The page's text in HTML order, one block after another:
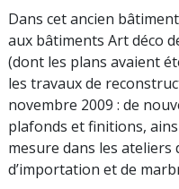
Dans cet ancien
aux bâtiments Art déco
(dont les plans avaient
les travaux de
novembre 2009 : de
plafonds et finitions,
mesure dans les ateliers
d’importation et de